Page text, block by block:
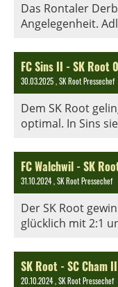
Das Rontaler
Angelegenheit.
FC Sins II - SK Root
30.03.2025, SK Root Pressechef
Dem SK Root
optimal. In Sins
FC Walchwil - SK
31.10.2024, SK Root Pressechef
Der SK Root
glücklich mit 2:1
SK Root - SC Cham
20.10.2024, SK Root Pressechef